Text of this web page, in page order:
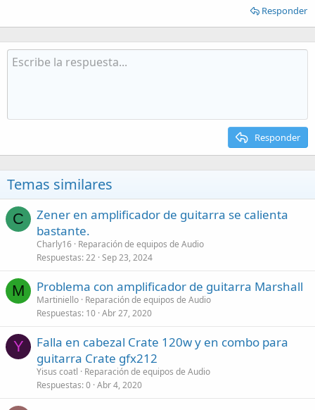
Responder
Responder
Temas similares
C
Zener en amplificador de guitarra se calienta
bastante.
Charly16 Reparación de equipos de Audio
Respuestas 22 Sep 23, 2024
M Problema con amplificador de guitarra Marshall
Martiniello Reparación de equipos de Audio
Respuestas 10 Abr 27, 2020
Y
Falla en cabezal Crate 120w y en combo para
guitarra Crate gfx212
Yisus coatl
Reparación de equipos de Audio
Respuestas 0 Abr 4, 2020